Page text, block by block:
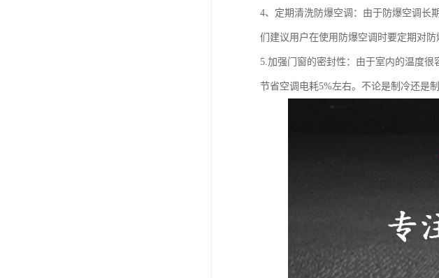
4、定期清洗防爆空调：由于防爆空调长
们建议用户在使用防爆空调时要定期对
5.加强门窗的密封性：由于室内的温度
节省空调电耗5%左右。不论是制冷还是